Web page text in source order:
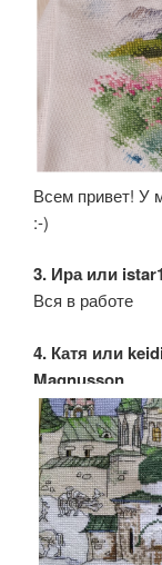
Всем привет! У
:-)
3. Ира или istar1
Вся в работе
4. Катя или
Magnusson